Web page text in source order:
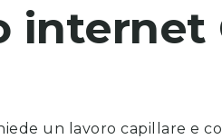
internet
un lavoro capillare e